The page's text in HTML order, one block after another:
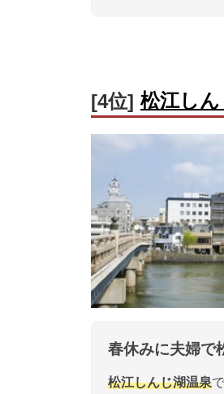
[4位] 松江し
春休みに夫婦で
松江しんじ湖温泉